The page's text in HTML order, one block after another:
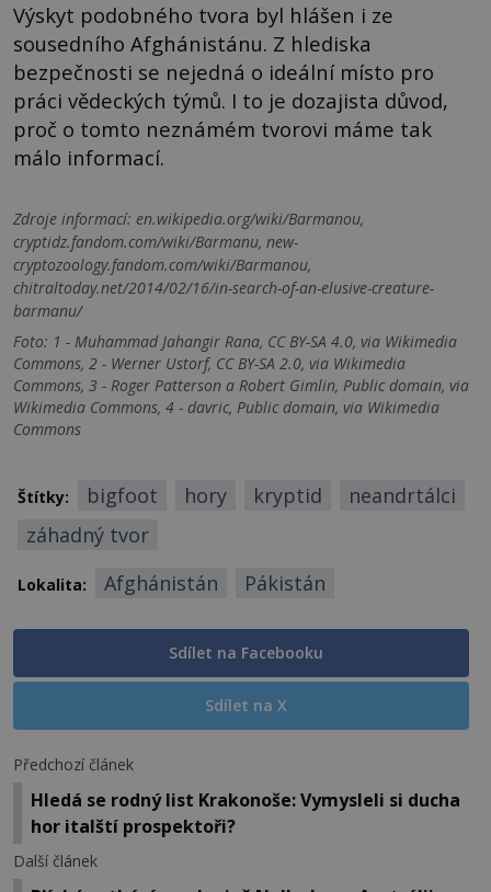
Výskyt podobného tvora byl hlášen i ze
sousedního Afghánistánu. Z hlediska
bezpečnosti se nejedná o ideální místo pro
práci vědeckých týmů. I to je dozajista důvod,
proč o tomto neznámém tvorovi máme tak
málo informací.
Zdroje informací: en.wikipedia.org/wiki/Barmanou,
cryptidz.fandom.com/wiki/Barmanu, new-
cryptozoology.fandom.com/wiki/Barmanou,
chitraltoday.net/2014/02/16/in-search-of-an-elusive-creature-
barmanu/
Foto: 1 - Muhammad Jahangir Rana, CC BY-SA 4.0, via Wikimedia
Commons, 2 - Werner Ustorf, CC BY-SA 2.0, via Wikimedia
Commons, 3 - Roger Patterson a Robert Gimlin, Public domain, via
Wikimedia Commons, 4 - davric, Public domain, via Wikimedia
Commons
Štítky: bigfoot hory kryptid
neandrtálci
záhadný tvor
Lokalita: Afghánistán Pákistán
Sdílet na Facebooku
Sdílet na X
Předchozí článek
Hledá se rodný list Krakonoše: Vymysleli si ducha
hor italští prospektoři?
Další článek